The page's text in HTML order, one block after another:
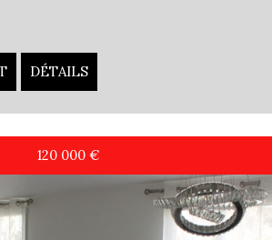
DÉTAILS
120 000 €